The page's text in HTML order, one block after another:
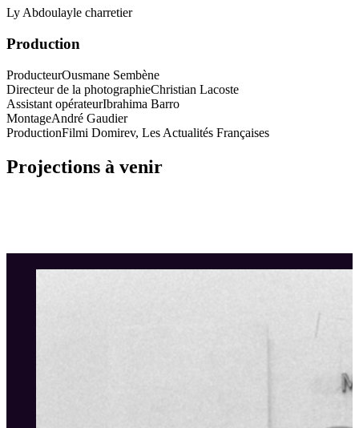
Ly Abdoulayle charretier
Production
ProducteurOusmane Sembène
Directeur de la photographieChristian Lacoste
Assistant opérateurIbrahima Barro
MontageAndré Gaudier
ProductionFilmi Domirev, Les Actualités Françaises
Projections à venir